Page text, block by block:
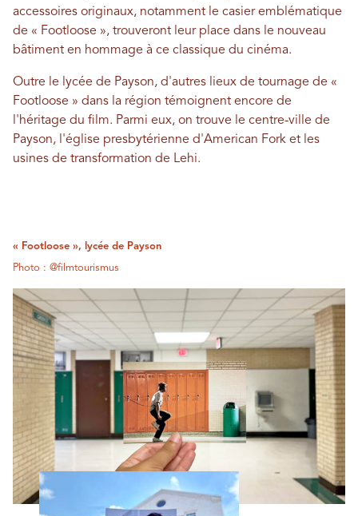
accessoires originaux, notamment le casier emblématique
de « Footloose », trouveront leur place dans le nouveau
bâtiment en hommage à ce classique du cinéma.
Outre le lycée de Payson, d'autres lieux de tournage de «
Footloose » dans la région témoignent encore de
l'héritage du film. Parmi eux, on trouve le centre-ville de
Payson, l'église presbytérienne d'American Fork et les
usines de transformation de Lehi.
« Footloose », lycée de Payson
Photo : @filmtourismus